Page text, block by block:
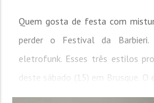
Quem gosta de festa com
perder o Festival da Barbieri.
eletrofunk. Esses três estilos
deste sábado (15) em Brusque.
a partir das 19h, pátio da